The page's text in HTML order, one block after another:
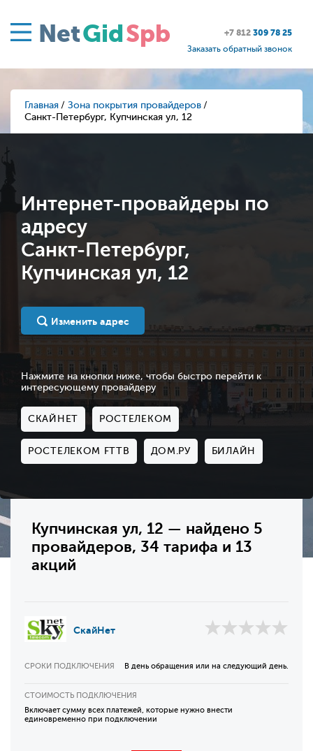
NetGidSpb +7 812 309 78 25
Заказать обратный звонок
Главная
Зона покрытия провайдеров
Санкт-Петербург, Купчинская ул, 12
Интернет-провайдеры по
адресу
Санкт-Петербург,
Купчинская ул, 12
Изменить адрес
Нажмите на кнопки ниже, чтобы быстро перейти к
интересующему провайдеру
СКАЙНЕТ РОСТЕЛЕКОМ
РОСТЕЛЕКОМ FTTB ДОМ.РУ БИЛАЙН
Купчинская ул, 12 — найдено 5
провайдеров, 34 тарифа и 13
акций
СкайНет
СРОКИ ПОДКЛЮЧЕНИЯ В день обращения или на следующий день.
СТОИМОСТЬ ПОДКЛЮЧЕНИЯ
Включает сумму всех платежей, которые нужно внести
единовременно при подключении